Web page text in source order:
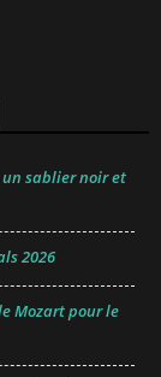
un sablier noir et
2026
Mozart pour le